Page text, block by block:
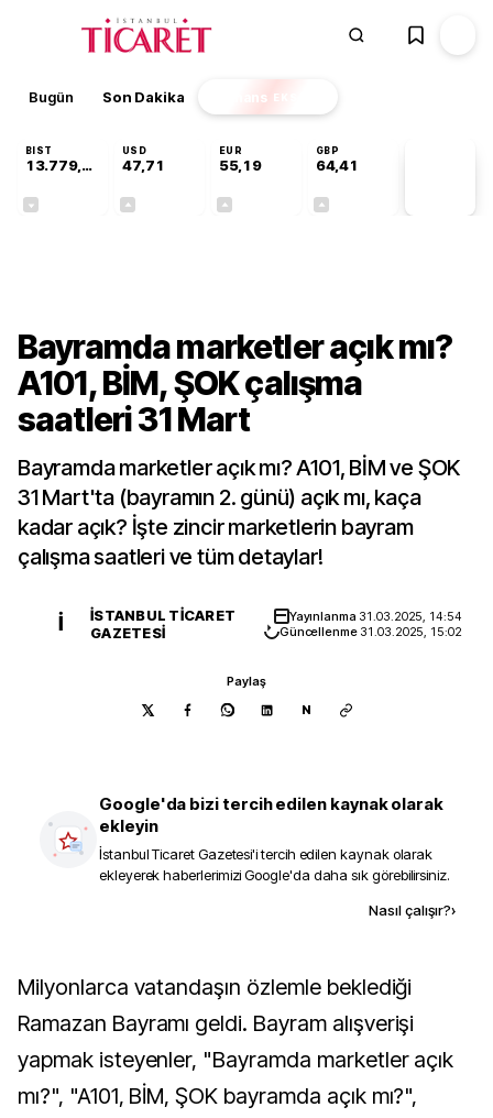
Bugün Son Dakika Finans EKSTRA
BIST
13.779,39
USD
47,71
EUR
55,19
GBP
64,41
Bayramda marketler açık mı?
A101, BİM, ŞOK çalışma
saatleri 31 Mart
Bayramda marketler açık mı? A101, BİM ve ŞOK
31 Mart'ta (bayramın 2. günü) açık mı, kaça
kadar açık? İşte zincir marketlerin bayram
çalışma saatleri ve tüm detaylar!
İ
İSTANBUL TICARET
GAZETESI
Yayınlanma 31.03.2025, 14:54
Güncellenme 31.03.2025, 15:02
Paylaş
N
Google'da bizi tercih edilen kaynak olarak
ekleyin
İstanbul Ticaret Gazetesi'i tercih edilen kaynak olarak
ekleyerek haberlerimizi Google'da daha sık görebilirsiniz.
Nasıl çalışır?›
Milyonlarca vatandaşın özlemle beklediği
Ramazan Bayramı geldi. Bayram alışverişi
yapmak isteyenler, "Bayramda marketler açık
mı?", "A101, BİM, ŞOK bayramda açık mı?",